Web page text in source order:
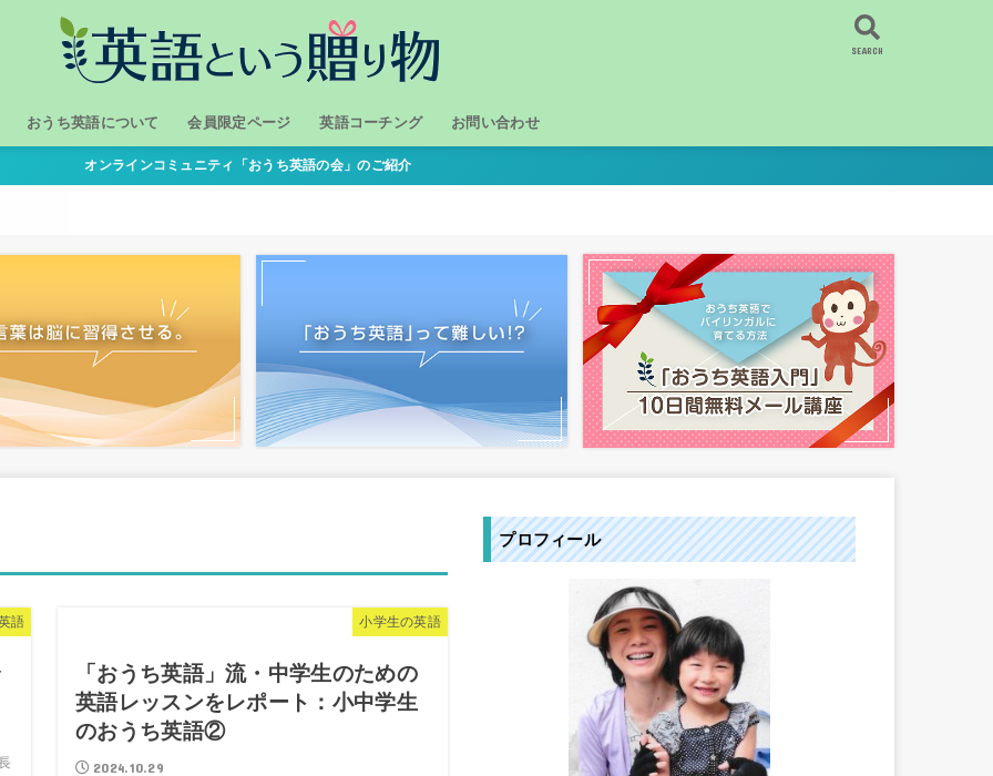
おうち英語について
１．我が家のおうち英語
２．どうして「おうち英語」？
３．おうち英語の進め方
おうち英語の体験談
おうち英語勉強会
会員限定ページ 英語コーチング お問い合わせ
SEARCH
オンラインコミュニティ「おうち英語の会」のご紹介
語 小学生の英語
「おうち英語」流・中学生のための
英語レッスンをレポート：小中学生
のおうち英語②
2024.10.29
プロフィール